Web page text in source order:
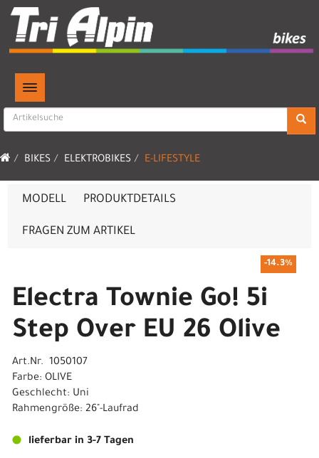
TOGGLE NAVIGATION
BIKES ELEKTROBIKES E-LIFESTYLE
MODELL PRODUKTDETAILS
FRAGEN ZUM ARTIKEL
-14.3%
Electra Townie Go! 5i
Step Over EU 26 Olive
Art.Nr. 1050107
Farbe: OLIVE
Geschlecht: Uni
Rahmengröße: 26"-Laufrad
lieferbar in 3-7 Tagen